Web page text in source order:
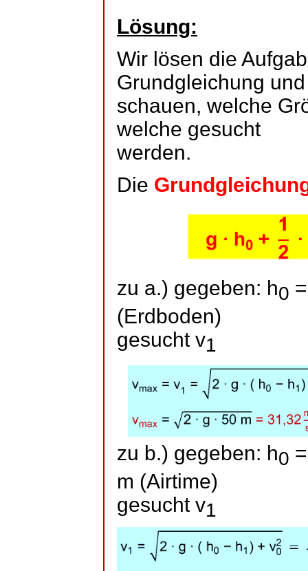
Lösung:
Wir lösen die
Grundgleichung und
schauen, welche
welche gesucht
werden.
Die
zu a.) gegeben: h0
(Erdboden)
gesucht v1
zu b.) gegeben: h0
m (Airtime)
gesucht v1